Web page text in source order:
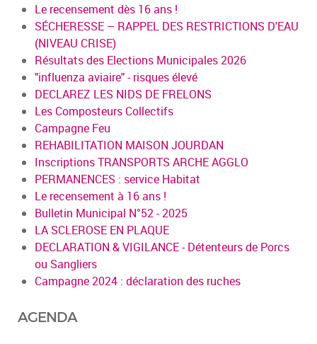
Le recensement dès 16 ans !
SÉCHERESSE – RAPPEL DES RESTRICTIONS D'EAU
(NIVEAU CRISE)
Résultats des Elections Municipales 2026
"influenza aviaire" - risques élevé
DECLAREZ LES NIDS DE FRELONS
Les Composteurs Collectifs
Campagne Feu
REHABILITATION MAISON JOURDAN
Inscriptions TRANSPORTS ARCHE AGGLO
PERMANENCES : service Habitat
Le recensement à 16 ans !
Bulletin Municipal N°52 - 2025
LA SCLEROSE EN PLAQUE
DECLARATION & VIGILANCE - Détenteurs de Porcs
ou Sangliers
Campagne 2024 : déclaration des ruches
AGENDA